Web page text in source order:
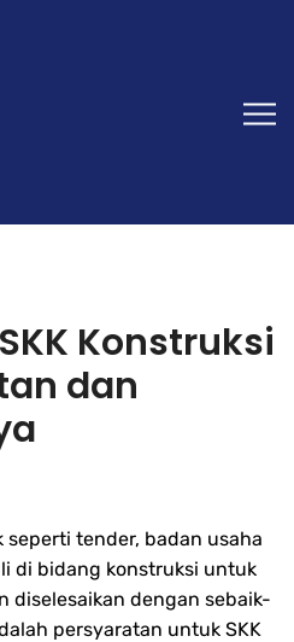
Konstruksi
dan
seperti tender, badan usaha
di bidang konstruksi untuk
diselesaikan dengan sebaik-
persyaratan untuk SKK